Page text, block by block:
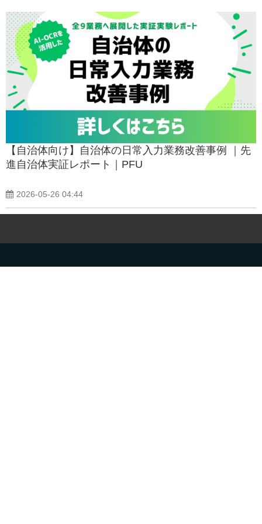
【自治体向け】自治体の日常入力業務改善事例 ｜先
進自治体実証レポート｜PFU
2026-05-26 04:44